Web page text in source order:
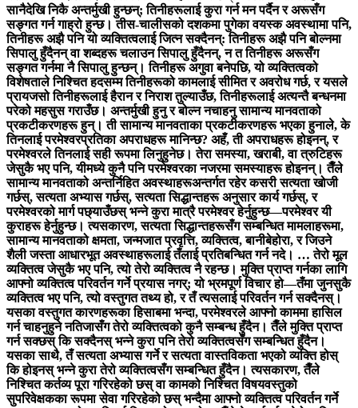
सानैदेखि निकै अन्तर्मुखी हुन्छन्; तिनीहरूलाई कुरा गर्न मन पर्दैन र अरूसँग
सङ्गत गर्न गाह्रो हुन्छ। तीस-चालीसको दशकमा पुगेका वयस्क अवस्थामा पनि,
तिनीहरू अझै पनि यो व्यक्तित्वलाई जित्न सक्दैनन्: तिनीहरू अझै पनि बोल्नमा
सिपालु हुँदैनन् वा शब्दहरू चलाउन सिपालु हुँदैनन्, न त तिनीहरू अरूसँग
सङ्गत गर्नमा नै सिपालु हुन्छन्। तिनीहरू अगुवा बनेपछि, यो व्यक्तित्वको
विशेषताले निश्‍चित हदसम्म तिनीहरूको कामलाई सीमित र अवरोध गर्छ, र यसले
प्रायजसो तिनीहरूलाई हैरान र निराश तुल्याउँछ, तिनीहरूलाई अत्यन्तै बन्धनमा
परेको महसुस गराउँछ। अन्तर्मुखी हुनु र बोल्न नचाहनु सामान्य मानवताको
प्रकटीकरणहरू हुन्। ती सामान्य मानवताका प्रकटीकरणहरू भएका हुनाले, के
तिनलाई परमेश्‍वरप्रतिका अपराधहरू मानिन्छ? अहँ, ती अपराधहरू होइनन्, र
परमेश्‍वरले तिनलाई सही रूपमा लिनुहुनेछ। तेरा समस्या, खराबी, वा त्रुटिहरू
जेसुकै भए पनि, यीमध्ये कुनै पनि परमेश्‍वरका नजरमा समस्याहरू होइनन्। तैँले
सामान्य मानवताको अन्तर्निहित अवस्थाहरूअन्तर्गत रहेर कसरी सत्यता खोजी
गर्छस्, सत्यता अभ्यास गर्छस्, सत्यता सिद्धान्तहरू अनुसार कार्य गर्छस्, र
परमेश्‍वरको मार्ग पछ्याउँछस् भन्‍ने कुरा मात्रै परमेश्‍वर हेर्नुहुन्छ—परमेश्‍वर यी
कुराहरू हेर्नुहुन्छ। त्यसकारण, सत्यता सिद्धान्तहरूसँग सम्बन्धित मामलाहरूमा,
सामान्य मानवताको क्षमता, जन्मजात प्रवृत्ति, व्यक्तित्व, बानीबेहोरा, र जिउने
शैली जस्ता आधारभूत अवस्थाहरूलाई तँलाई प्रतिबन्धित गर्न नदे। … तेरो मूल
व्यक्तित्व जेसुकै भए पनि, त्यो तेरो व्यक्तित्व नै रहन्छ। मुक्ति प्राप्त गर्नका लागि
आफ्नो व्यक्तित्व परिवर्तन गर्ने प्रयास नगर्; यो भ्रमपूर्ण विचार हो—तँमा जुनसुकै
व्यक्तित्व भए पनि, त्यो वस्तुगत तथ्य हो, र तँ त्यसलाई परिवर्तन गर्न सक्दैनस्।
यसका वस्तुगत कारणहरूका हिसाबमा भन्दा, परमेश्‍वरले आफ्नो काममा हासिल
गर्न चाहनुहुने नतिजासँग तेरो व्यक्तित्वको कुनै सम्बन्ध हुँदैन। तैँले मुक्ति प्राप्त
गर्न सक्छस् कि सक्दैनस् भन्‍ने कुरा पनि तेरो व्यक्तित्वसँग सम्बन्धित हुँदैन।
यसका साथै, तँ सत्यता अभ्यास गर्ने र सत्यता वास्तविकता भएको व्यक्ति होस्
कि होइनस् भन्ने कुरा तेरो व्यक्तित्वसँग सम्बन्धित हुँदैन। त्यसकारण, तैँले
निश्‍चित कर्तव्य पूरा गरिरहेको छस् वा कामको निश्चित विषयवस्तुको
सुपरिवेक्षकका रूपमा सेवा गरिरहेको छस् भन्दैमा आफ्नो व्यक्तित्व परिवर्तन गर्ने